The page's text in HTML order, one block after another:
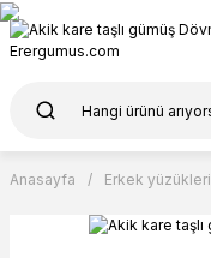
Anasayfa Erkek yüzükleri